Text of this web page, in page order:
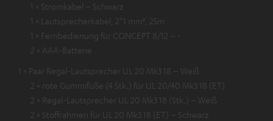
1 × Stromkabel – Schwarz
1 × Lautsprecherkabel, 2*1 mm², 25m
1 × Fernbedienung für CONCEPT 8/12 – -
2 × AAA-Batterie
1 × Paar Regal-Lautsprecher UL 20 Mk3 18 – Weiß
2 × rote Gummifüße (4 Stk.) für UL 20/40 Mk3 18 (ET)
2 × Regal-Lautsprecher UL 20 Mk3 18 (Stk.) – Weiß
2 × Stoffrahmen für UL 20 Mk3 18 (ET) – Schwarz